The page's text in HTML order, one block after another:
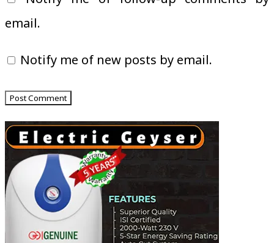
email.
Notify me of new posts by email.